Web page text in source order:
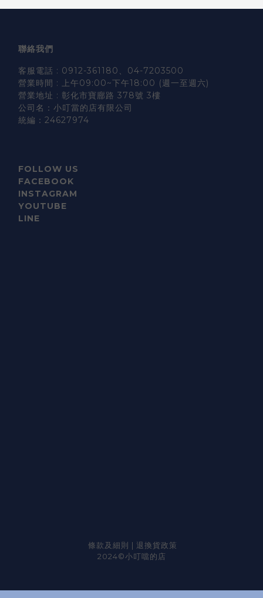
聯絡我們
客服電話 : 0912-361180、04-7203500
營業時間 : 上午09:00~下午18:00 (週一至週六)
營業地址 : 彰化市寶廍路 378號 3樓
公司名：小叮當的店有限公司
統編：24627974
FOLLOW US
FACEBOOK
INSTAGRAM
YOUTUBE
LINE
條款及細則 | 退換貨政策
2024©小叮噹的店